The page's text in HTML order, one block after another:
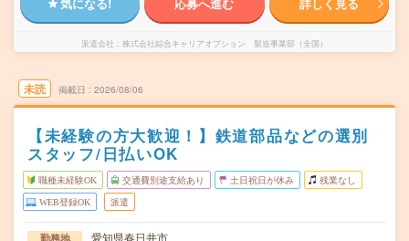
派遣会社 株式会社綜合キャリアオプション 製造事業部（全国）
未読 掲載日 2026/08/06
【未経験の方大歓迎！】鉄道部品などの選別
スタッフ/日払いOK
職種未経験OK 交通費別途支給あり 土日祝日が休み 残業なし
WEB登録OK 派遣
勤務地
愛知県春日井市